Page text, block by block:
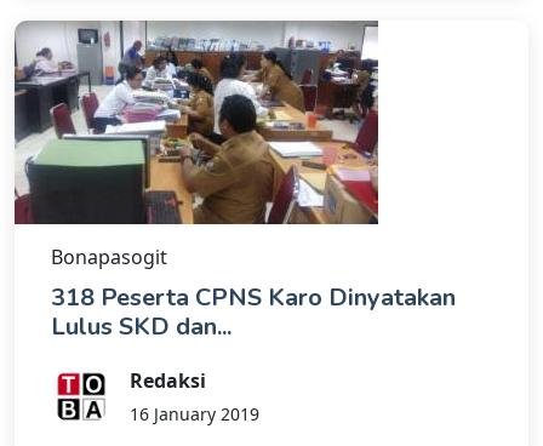
Bonapasogit
318 Peserta CPNS Karo Dinyatakan
Lulus SKD dan...
Redaksi
16 January 2019